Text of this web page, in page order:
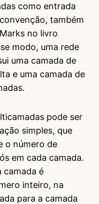
como entrada
também
no livro
modo, uma rede
uma camada de
e uma camada de
pode ser
simples, que
o número de
em cada camada.
camada é
inteiro, na
para a camada